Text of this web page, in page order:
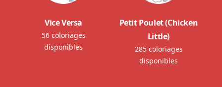
Vice Versa
56 coloriages
disponibles
Petit Poulet (Chicken
Little)
285 coloriages
disponibles